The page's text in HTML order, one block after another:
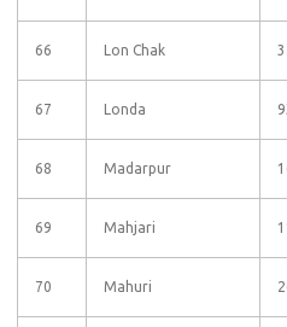
66 Lon Chak
67 Londa
68 Madarpur
69 Mahjari
70 Mahuri